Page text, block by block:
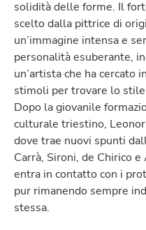
solidità delle forme. Il
scelto dalla pittrice di
un’immagine intensa e
personalità esuberante,
un’artista che ha cercato
stimoli per trovare lo
Dopo la giovanile
culturale triestino,
dove trae nuovi spunti
Carrà, Sironi, de Chirico
entra in contatto con i
pur rimanendo sempre
stessa.